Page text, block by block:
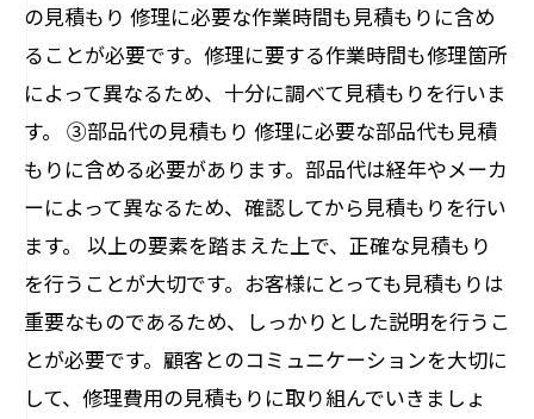
の見積もり 修理に必要な作業時間も見積もりに含め
ることが必要です。修理に要する作業時間も修理箇所
によって異なるため、十分に調べて見積もりを行いま
す。 ③部品代の見積もり 修理に必要な部品代も見積
もりに含める必要があります。部品代は経年やメーカ
ーによって異なるため、確認してから見積もりを行い
ます。 以上の要素を踏まえた上で、正確な見積もり
を行うことが大切です。お客様にとっても見積もりは
重要なものであるため、しっかりとした説明を行うこ
とが必要です。顧客とのコミュニケーションを大切に
して、修理費用の見積もりに取り組んでいきましょ